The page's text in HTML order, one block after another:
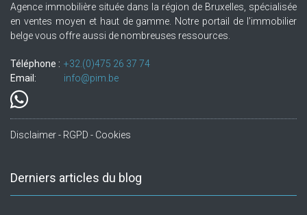
Agence immobilière située dans la région de Bruxelles, spécialisée
en ventes moyen et haut de gamme. Notre portail de l'immobilier
belge vous offre aussi de nombreuses ressources.
Téléphone : +32.(0)475 26 37 74
Email:
info@pim.be
Disclaimer - RGPD - Cookies
Derniers articles du blog